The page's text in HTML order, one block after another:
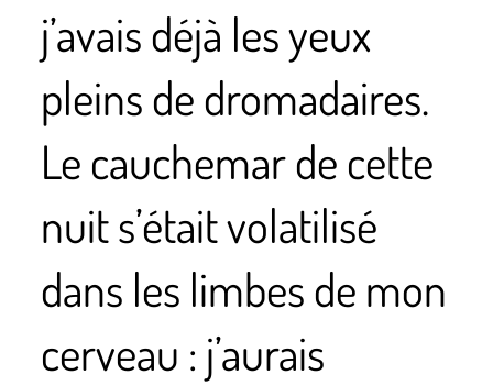
j’avais déjà les yeux
pleins de dromadaires.
Le cauchemar de cette
nuit s’était volatilisé
dans les limbes de mon
cerveau : j’aurais